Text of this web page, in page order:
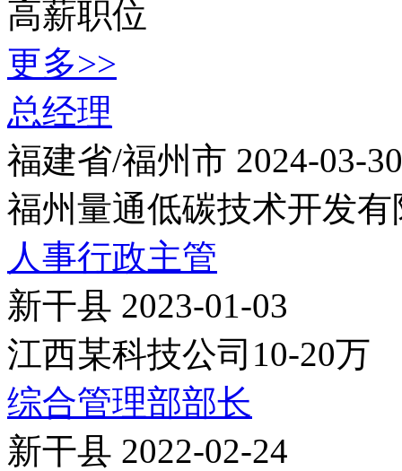
高薪职位
更多>>
总经理
福建省/福州市 2024-03-30
福州量通低碳技术开发有
人事行政主管
新干县 2023-01-03
江西某科技公司 10-20万
综合管理部部长
新干县 2022-02-24